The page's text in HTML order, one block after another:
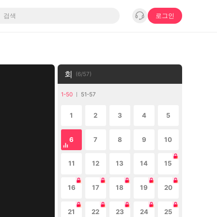
로그인
회 (6/57)
1-50 51-57
1 2 3 4 5
6 7 8 9 10
11 12 13 14 15
16 17 18 19 20
21 22 23 24 25